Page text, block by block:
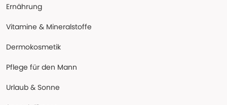
Ernährung
Vitamine & Mineralstoffe
Dermokosmetik
Pflege für den Mann
Urlaub & Sonne